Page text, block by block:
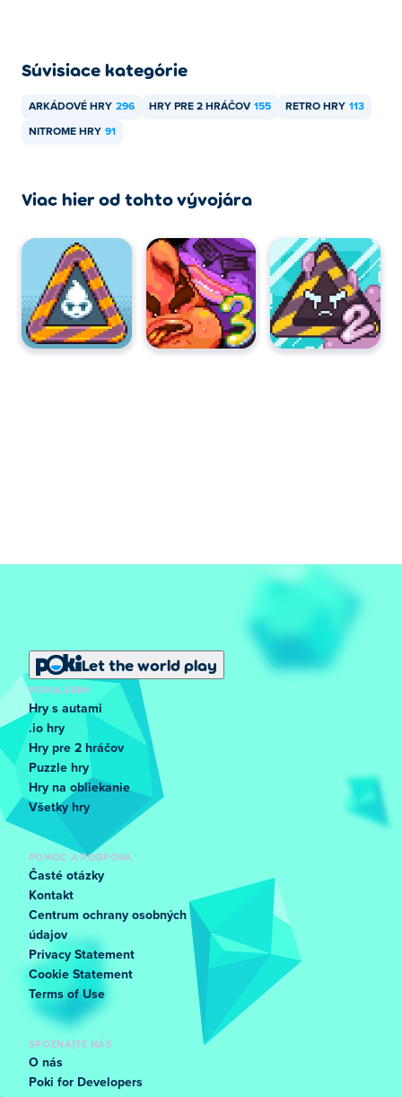
Súvisiace kategórie
ARKÁDOVÉ HRY 296 HRY PRE 2 HRÁČOV 155 RETRO HRY 113
NITROME HRY 91
Viac hier od tohto vývojára
Let the world play
POPULÁRNY
Hry s autami
.io hry
Hry pre 2 hráčov
Puzzle hry
Hry na obliekanie
Všetky hry
POMOC A PODPORA
Časté otázky
Kontakt
Centrum ochrany osobných
údajov
Privacy Statement
Cookie Statement
Terms of Use
SPOZNAJTE NÁS
O nás
Poki for Developers